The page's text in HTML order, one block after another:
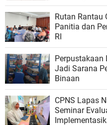
Rutan Rantau
Panitia dan
RI
Perpustakaan
Jadi Sarana
Binaan
CPNS Lapas
Seminar